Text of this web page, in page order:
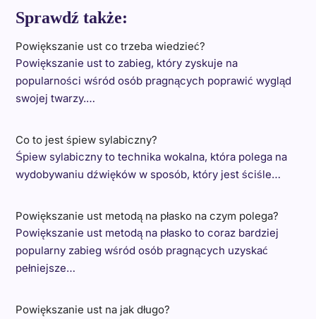
Sprawdź także:
Powiększanie ust co trzeba wiedzieć?
Powiększanie ust to zabieg, który zyskuje na
popularności wśród osób pragnących poprawić wygląd
swojej twarzy.…
Co to jest śpiew sylabiczny?
Śpiew sylabiczny to technika wokalna, która polega na
wydobywaniu dźwięków w sposób, który jest ściśle…
Powiększanie ust metodą na płasko na czym polega?
Powiększanie ust metodą na płasko to coraz bardziej
popularny zabieg wśród osób pragnących uzyskać
pełniejsze…
Powiększanie ust na jak długo?